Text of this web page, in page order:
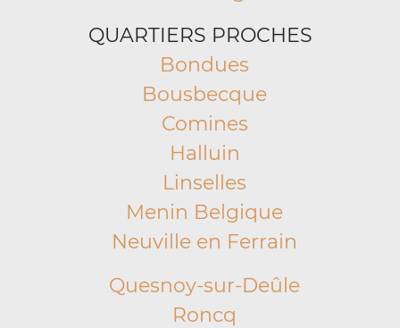
QUARTIERS PROCHES
Bondues
Bousbecque
Comines
Halluin
Linselles
Menin Belgique
Neuville en Ferrain
Quesnoy-sur-Deûle
Roncq